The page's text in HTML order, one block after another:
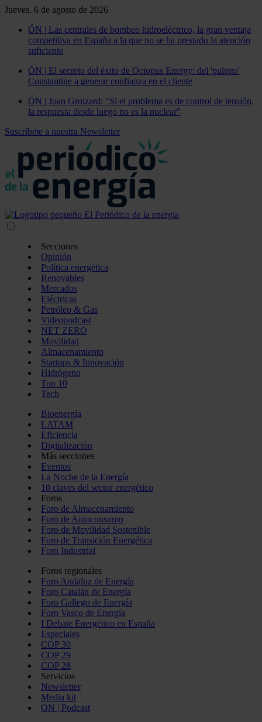
Jueves, 6 de agosto de 2026
ÓN | Las centrales de bombeo hidroeléctrico, la gran ventaja
competitiva en España a la que no se ha prestado la atención
suficiente
ÓN | El secreto del éxito de Octopus Energy: del 'pulpito'
Constantine a generar confianza en el cliente
ÓN | Joan Groizard: "Si el problema es de control de tensión,
la respuesta desde luego no es la nuclear"
Suscríbete a nuestra Newsletter
Secciones
Opinión
Política energética
Renovables
Mercados
Eléctricas
Petróleo & Gas
Videopodcast
NET ZERO
Movilidad
Almacenamiento
Startups & Innovación
Hidrógeno
Top 10
Tech
Bioenergía
LATAM
Eficiencia
Digitalización
Más secciones
Eventos
La Noche de la Energía
10 claves del sector energético
Foros
Foro de Almacenamiento
Foro de Autoconsumo
Foro de Movilidad Sostenible
Foro de Transición Energética
Foro Industrial
Foros regionales
Foro Andaluz de Energía
Foro Catalán de Energía
Foro Gallego de Energía
Foro Vasco de Energía
I Debate Energético en España
Especiales
COP 30
COP 29
COP 28
Servicios
Newsletter
Media kit
ON | Podcast